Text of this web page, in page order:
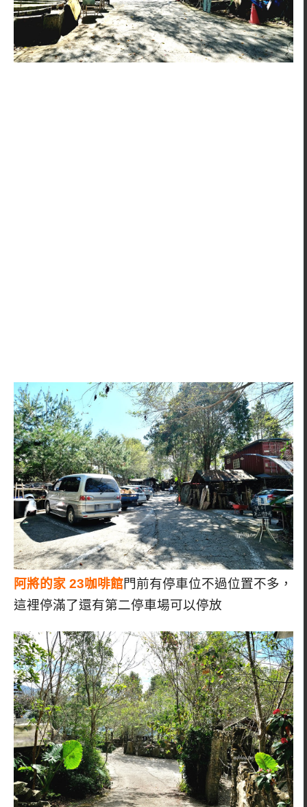
阿將的家 23咖啡館門前有停車位不過位置不多，
這裡停滿了還有第二停車場可以停放